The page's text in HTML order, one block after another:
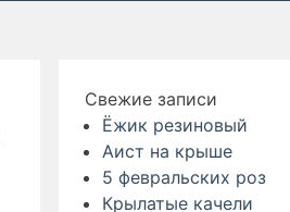
Свежие записи
Ёжик резиновый
Аист на крыше
5 февральских роз
Крылатые качели